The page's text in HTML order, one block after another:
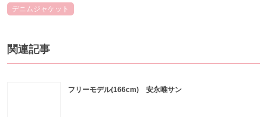
デニムジャケット
関連記事
フリーモデル(166cm) 安永唯サン